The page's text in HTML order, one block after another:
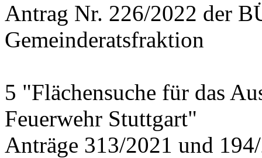
Antrag Nr. 226/2022 der
Gemeinderatsfraktion
5 "Flächensuche für das
Feuerwehr Stuttgart"
Anträge 313/2021 und